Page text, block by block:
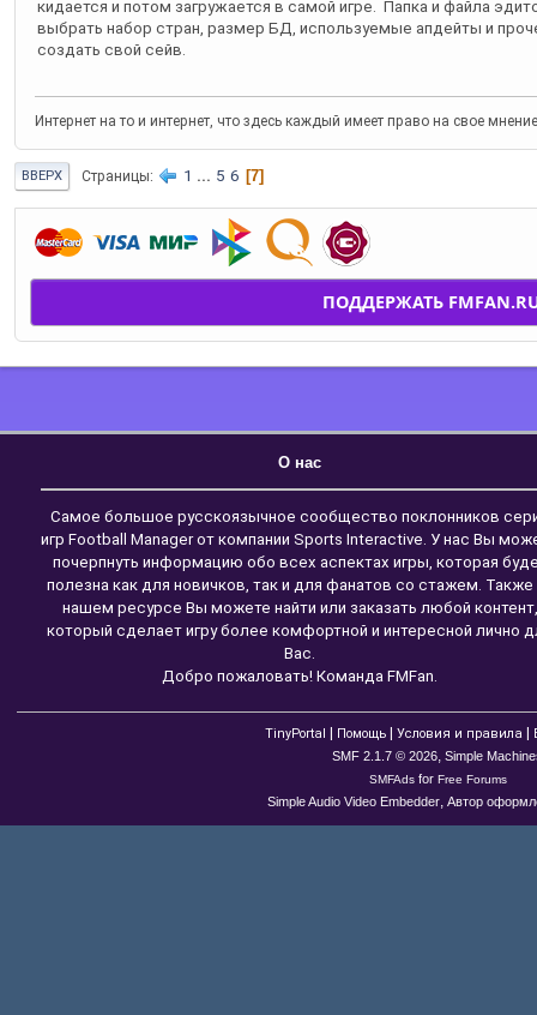
ПОДДЕРЖАТЬ
кидается и потом загружается в самой игре. Папка и файла
выбрать набор стран, размер БД, используемые апдейты и
создать свой сейв.
Интернет на то и интернет, что здесь каждый имеет право на свое
ВВЕРХ Страницы 1 ... 5 6 7
О нас
Самое большое русскоязычное сообщество поклонников
игр Football Manager от компании Sports Interactive. У нас Вы
почерпнуть информацию обо всех аспектах игры, которая
полезна как для новичков, так и для фанатов со стажем. Также
нашем ресурсе Вы можете найти или заказать любой контент,
который сделает игру более комфортной и интересной лично
Вас.
Добро пожаловать! Команда FMFan.
TinyPortal Помощь Условия и правила
SMF 2.1.7 © 2026, Simple
SMFAdsfor Free Forums
Simple Audio Video Embedder, Автор